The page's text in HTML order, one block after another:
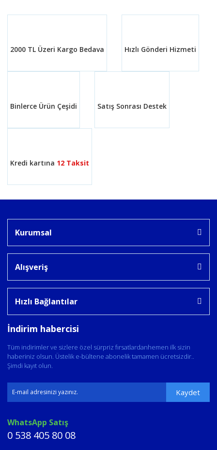
Yorum Yaz
Ürün bilgilerinde hatalar bulunuyor.
2000 TL Üzeri Kargo Bedava Hızlı Gönderi Hizmeti
Binlerce Ürün Çeşidi Satış Sonrası Destek
Kredi kartına 12 Taksit
Kurumsal
Alışveriş
Hızlı Bağlantılar
İndirim habercisi
Tüm indirimler ve sizlere özel sürpriz fırsatlardanhemen ilk sizin
haberiniz olsun. Üstelik e-bültene abonelik tamamen ücretsizdir..
Şimdi kayıt olun.
Kaydet
WhatsApp Satış
0 538 405 80 08